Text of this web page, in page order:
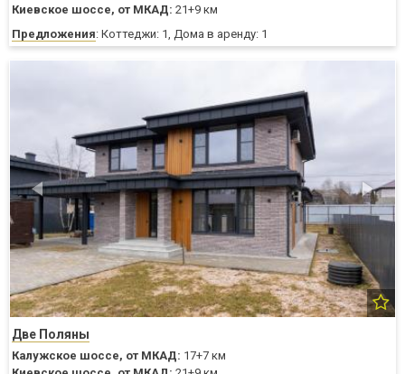
Киевское шоссе, от МКАД: 21+9 км
Предложения: Коттеджи: 1, Дома в аренду: 1
Две Поляны
Калужское шоссе, от МКАД: 17+7 км